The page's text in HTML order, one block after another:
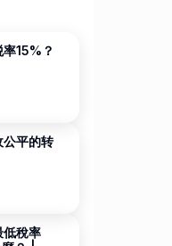
15%？
平的转
稅率